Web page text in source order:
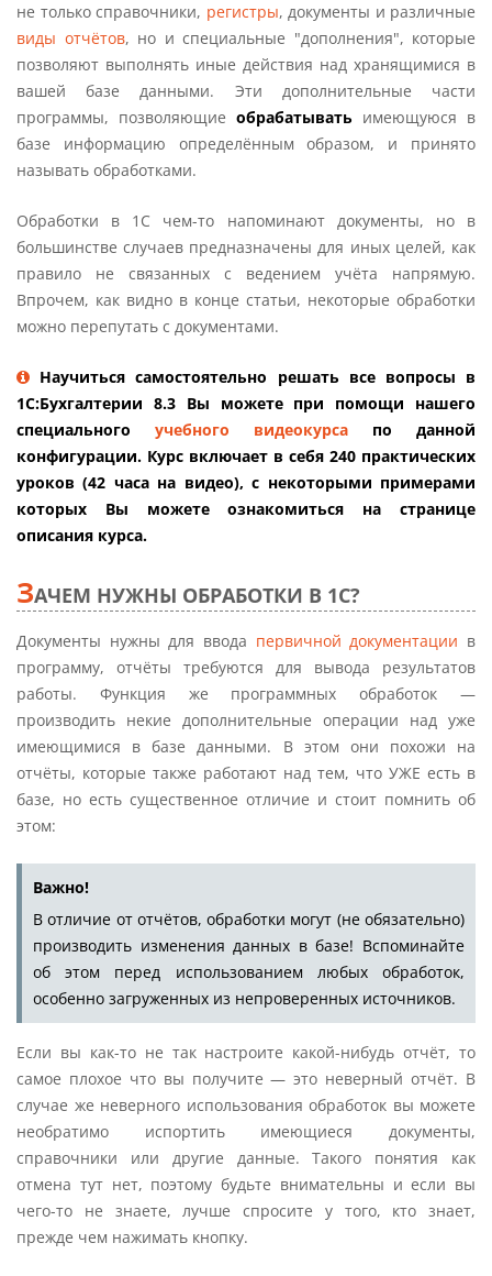
не только справочники, регистры, документы и различные
виды отчётов, но и специальные "дополнения", которые
позволяют выполнять иные действия над хранящимися в
вашей базе данными. Эти дополнительные части
программы, позволяющие обрабатывать имеющуюся в
базе информацию определённым образом, и принято
называть обработками.
Обработки в 1С чем-то напоминают документы, но в
большинстве случаев предназначены для иных целей, как
правило не связанных с ведением учёта напрямую.
Впрочем, как видно в конце статьи, некоторые обработки
можно перепутать с документами.
Научиться самостоятельно решать все вопросы в
1С:Бухгалтерии 8.3 Вы можете при помощи нашего
специального учебного видеокурса по данной
конфигурации. Курс включает в себя 240 практических
уроков (42 часа на видео), с некоторыми примерами
которых Вы можете ознакомиться на странице
описания курса.
ЗАЧЕМ НУЖНЫ ОБРАБОТКИ В 1С?
Документы нужны для ввода первичной документации в
программу, отчёты требуются для вывода результатов
работы. Функция же программных обработок —
производить некие дополнительные операции над уже
имеющимися в базе данными. В этом они похожи на
отчёты, которые также работают над тем, что УЖЕ есть в
базе, но есть существенное отличие и стоит помнить об
этом:
Важно!
В отличие от отчётов, обработки могут (не обязательно)
производить изменения данных в базе! Вспоминайте
об этом перед использованием любых обработок,
особенно загруженных из непроверенных источников.
Если вы как-то не так настроите какой-нибудь отчёт, то
самое плохое что вы получите — это неверный отчёт. В
случае же неверного использования обработок вы можете
необратимо испортить имеющиеся документы,
справочники или другие данные. Такого понятия как
отмена тут нет, поэтому будьте внимательны и если вы
чего-то не знаете, лучше спросите у того, кто знает,
прежде чем нажимать кнопку.